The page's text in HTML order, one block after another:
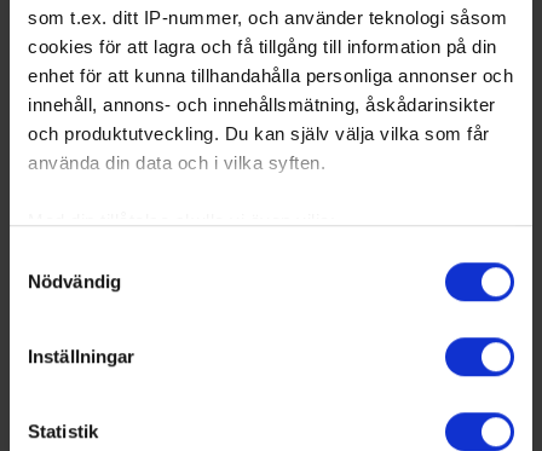
som t.ex. ditt IP-nummer, och använder teknologi såsom
cookies för att lagra och få tillgång till information på din
enhet för att kunna tillhandahålla personliga annonser och
innehåll, annons- och innehållsmätning, åskådarinsikter
och produktutveckling. Du kan själv välja vilka som får
använda din data och i vilka syften.
Med din tillåtelse skulle vi även vilja:
som kan ha en noggrannhet på upp till flera meter
Ta reda på mer om hur dina personliga uppgifter
Du kan ändra eller dra tillbaka ditt samtycke när som
Nödvändig
Inställningar
Statistik